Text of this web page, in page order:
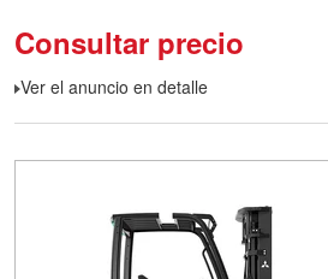
Consultar precio
Ver el anuncio en detalle